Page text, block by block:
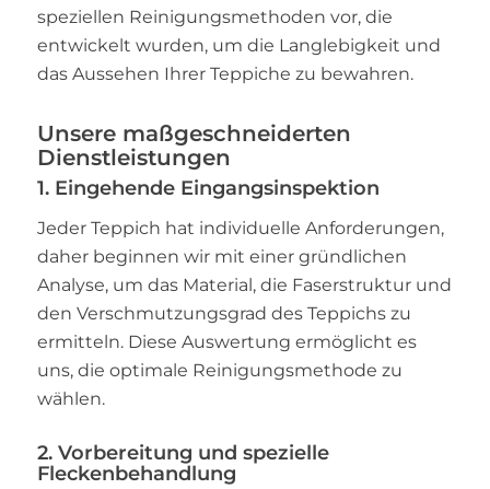
speziellen Reinigungsmethoden vor, die
entwickelt wurden, um die Langlebigkeit und
das Aussehen Ihrer Teppiche zu bewahren.
Unsere maßgeschneiderten
Dienstleistungen
1. Eingehende Eingangsinspektion
Jeder Teppich hat individuelle Anforderungen,
daher beginnen wir mit einer gründlichen
Analyse, um das Material, die Faserstruktur und
den Verschmutzungsgrad des Teppichs zu
ermitteln. Diese Auswertung ermöglicht es
uns, die optimale Reinigungsmethode zu
wählen.
2. Vorbereitung und spezielle
Fleckenbehandlung